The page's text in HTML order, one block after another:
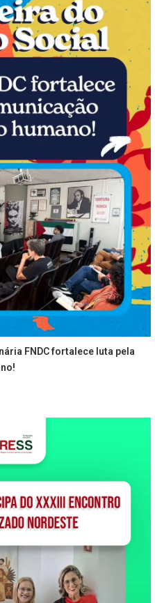
FNDC fortalece luta pela